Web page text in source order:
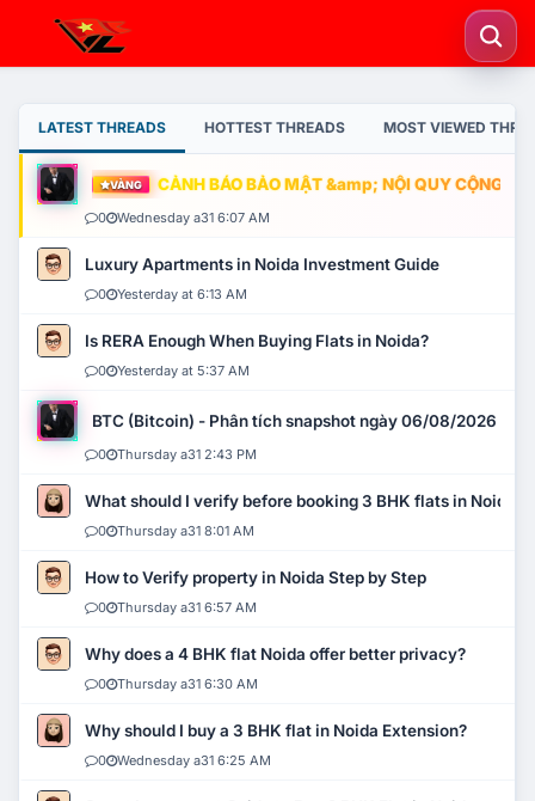
LATEST THREADS HOTTEST THREADS MOST VIEWED
VÀNG CẢNH BÁO BẢO MẬT &amp; NỘI QUY CỘNG
0 Wednesday a31 6:07 AM
Luxury Apartments in Noida Investment Guide
0 Yesterday at 6:13 AM
Is RERA Enough When Buying Flats in Noida?
0 Yesterday at 5:37 AM
BTC (Bitcoin) - Phân tích snapshot ngày 06/08/2026
0 Thursday a31 2:43 PM
What should I verify before booking 3 BHK flats in Noida?
0 Thursday a31 8:01 AM
How to Verify property in Noida Step by Step
0 Thursday a31 6:57 AM
Why does a 4 BHK flat Noida offer better privacy?
0 Thursday a31 6:30 AM
Why should I buy a 3 BHK flat in Noida Extension?
0 Wednesday a31 6:25 AM